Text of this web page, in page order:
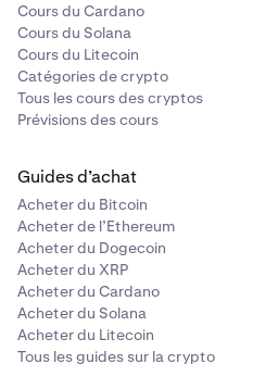
Cours du Cardano
Cours du Solana
Cours du Litecoin
Catégories de crypto
Tous les cours des cryptos
Prévisions des cours
Guides d’achat
Acheter du Bitcoin
Acheter de l’Ethereum
Acheter du Dogecoin
Acheter du XRP
Acheter du Cardano
Acheter du Solana
Acheter du Litecoin
Tous les guides sur la crypto